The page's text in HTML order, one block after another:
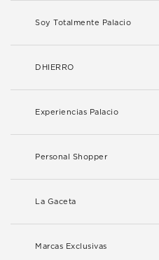
Soy Totalmente Palacio
DHIERRO
Experiencias Palacio
Personal Shopper
La Gaceta
Marcas Exclusivas